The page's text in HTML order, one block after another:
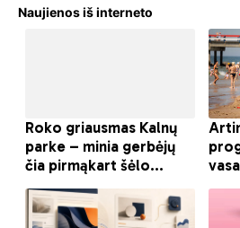
Naujienos iš interneto